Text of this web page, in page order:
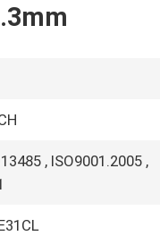
, ISO9001.2005 ,